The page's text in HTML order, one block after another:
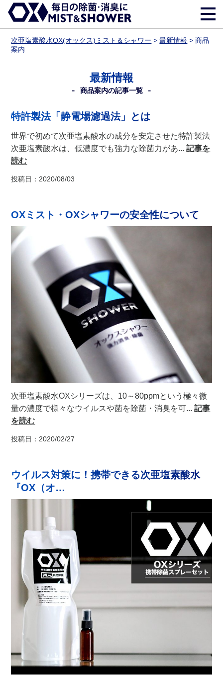
次亜塩素酸水OX(オックス)ミスト＆シャワー >最新情報 >商品
案内
最新情報
商品案内の記事一覧
特許製法「静電場濾過法」とは
世界で初めて次亜塩素酸水の成分を安定させた特許製法
次亜塩素酸水は、低濃度でも強力な除菌力があ...記事を
読む
投稿日：2020/08/03
OXミスト・OXシャワーの安全性について
次亜塩素酸水OXシリーズは、10～80ppmという極々微
量の濃度で様々なウイルスや菌を除菌・消臭を可...記事
を読む
投稿日：2020/02/27
ウイルス対策に！携帯できる次亜塩素酸水
『OX（オ…